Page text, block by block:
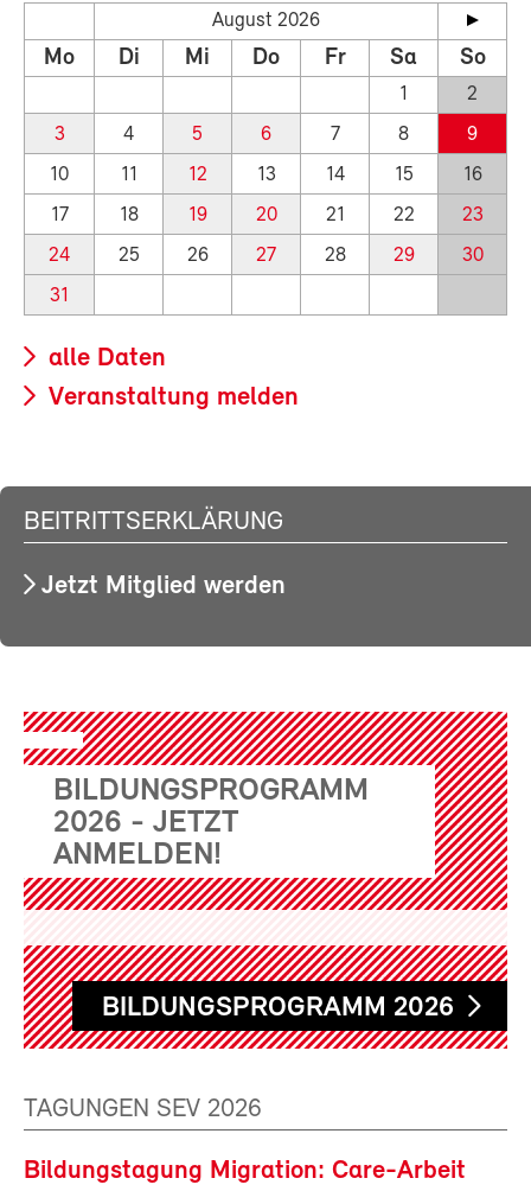
August 2026
Mo Di Mi Do Fr Sa So
1
2
3
4 5 6 7 8
9
10
11 12 13 14 15
16
17
18 19 20 21 22
23
24
25 26 27 28 29
30
31
alle Daten
Veranstaltung melden
BEITRITTSERKLÄRUNG
Jetzt Mitglied werden
BILDUNGSPROGRAMM
2026 - JETZT
ANMELDEN!
BILDUNGSPROGRAMM 2026
TAGUNGEN SEV 2026
Bildungstagung Migration: Care-Arbeit